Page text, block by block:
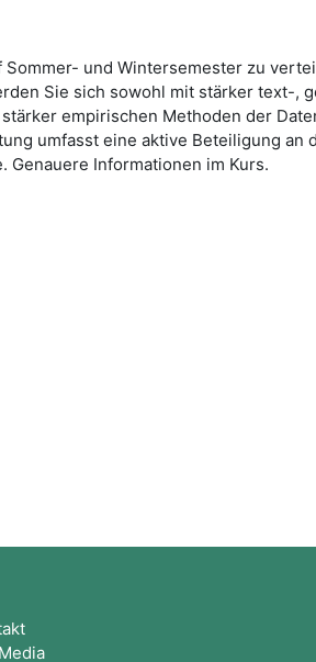
und Wintersemester zu
Sie sich sowohl mit stärker text-,
empirischen Methoden der
umfasst eine aktive Beteiligung an
Informationen im Kurs.